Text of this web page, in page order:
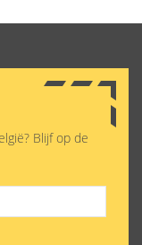
Blijf op de